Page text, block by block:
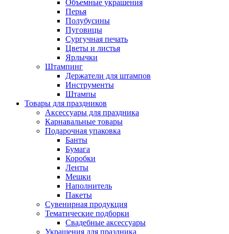
Объемные украшения
Перья
Полубусины
Пуговицы
Сургучная печать
Цветы и листья
Ярлычки
Штампинг
Держатели для штампов
Инструменты
Штампы
Товары для праздников
Аксессуары для праздника
Карнавальные товары
Подарочная упаковка
Банты
Бумага
Коробки
Ленты
Мешки
Наполнитель
Пакеты
Сувенирная продукция
Тематические подборки
Свадебные аксессуары
Украшения для праздника